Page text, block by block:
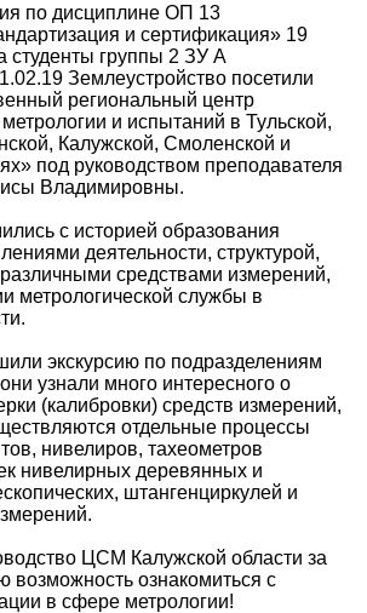
по дисциплине ОП 13
и сертификация» 19
студенты группы 2 ЗУ А
Землеустройство посетили
региональный центр
и испытаний в Тульской,
Калужской, Смоленской и
под руководством преподавателя
Владимировны.
с историей образования
деятельности, структурой,
средствами измерений,
метрологической службы в
экскурсию по подразделениям
узнали много интересного о
(калибровки) средств измерений,
отдельные процессы
нивелиров, тахеометров
нивелирных деревянных и
штангенциркулей и
ЦСМ Калужской области за
возможность ознакомиться с
в сфере метрологии!